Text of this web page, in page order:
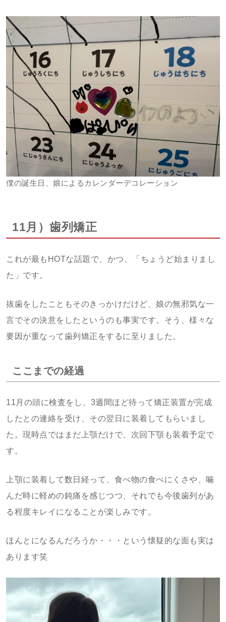
僕の誕生日、娘によるカレンダーデコレーション
11月）歯列矯正
これが最もHOTな話題で、かつ、「ちょうど始まりまし
た」です。
抜歯をしたこともそのきっかけだけど、娘の無邪気な一
言でその決意をしたというのも事実です。そう、様々な
要因が重なって歯列矯正をするに至りました。
ここまでの経過
11月の頭に検査をし、3週間ほど待って矯正装置が完成
したとの連絡を受け、その翌日に装着してもらいまし
た。現時点ではまだ上顎だけで、次回下顎も装着予定で
す。
上顎に装着して数日経って、食べ物の食べにくさや、噛
んだ時に軽めの鈍痛を感じつつ、それでも今後歯列があ
る程度キレイになることが楽しみです。
ほんとになるんだろうか・・・という懐疑的な面も実は
あります笑